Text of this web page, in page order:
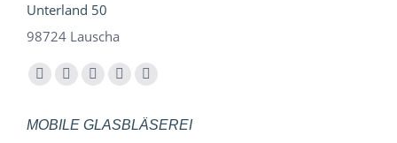
Unterland 50
98724 Lauscha
Finden Sie uns auf:
Facebook
opens
YouTube
opens
Instagram
opens
E-
page
Whatsapp
opens
MOBILE GLASBLÄSEREI